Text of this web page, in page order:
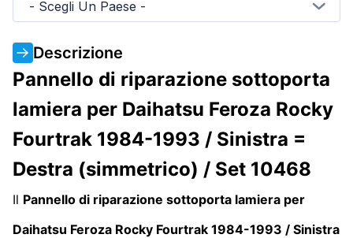
- Scegli Un Paese -
Descrizione
Pannello di riparazione sottoporta
lamiera per Daihatsu Feroza Rocky
Fourtrak 1984-1993 / Sinistra =
Destra (simmetrico) / Set 10468
Il Pannello di riparazione sottoporta lamiera per
Daihatsu Feroza Rocky Fourtrak 1984-1993 / Sinistra